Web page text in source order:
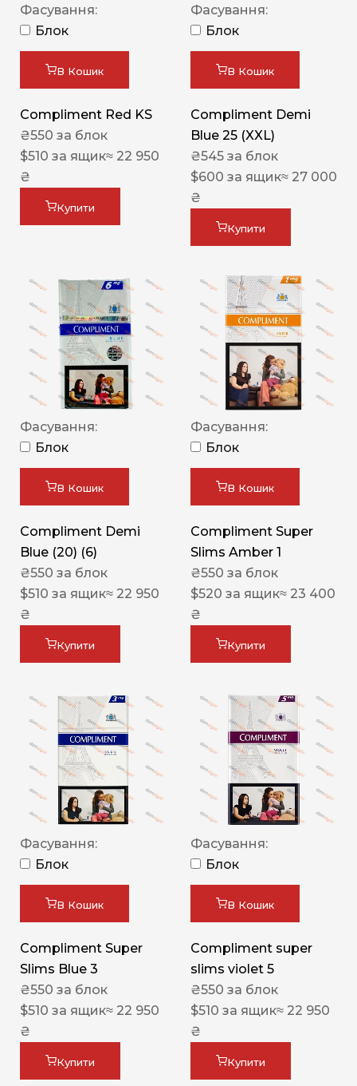
Фасування:
Блок
В Кошик
Compliment Red KS
₴550 за блок
$510 за ящик≈ 22 950
₴
Купити
Фасування:
Блок
В Кошик
Compliment Demi
Blue 25 (XXL)
₴545 за блок
$600 за ящик≈ 27 000
₴
Купити
Фасування:
Блок
В Кошик
Compliment Demi
Blue (20) (6)
₴550 за блок
$510 за ящик≈ 22 950
₴
Купити
Фасування:
Блок
В Кошик
Compliment Super
Slims Amber 1
₴550 за блок
$520 за ящик≈ 23 400
₴
Купити
Фасування:
Блок
В Кошик
Compliment Super
Slims Blue 3
₴550 за блок
$510 за ящик≈ 22 950
₴
Купити
Фасування:
Блок
В Кошик
Compliment super
slims violet 5
₴550 за блок
$510 за ящик≈ 22 950
₴
Купити